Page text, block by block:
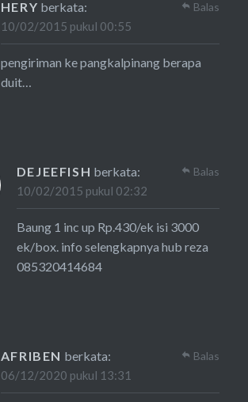
HERY berkata:
10/02/2015 pukul 00:55
pengiriman ke pangkalpinang berapa
duit…
Balas
DEJEEFISH berkata:
10/02/2015 pukul 02:32
Baung 1 inc up Rp.430/ek isi 3000
ek/box. info selengkapnya hub reza
085320414684
Balas
AFRIBEN berkata:
06/12/2020 pukul 13:31
Balas